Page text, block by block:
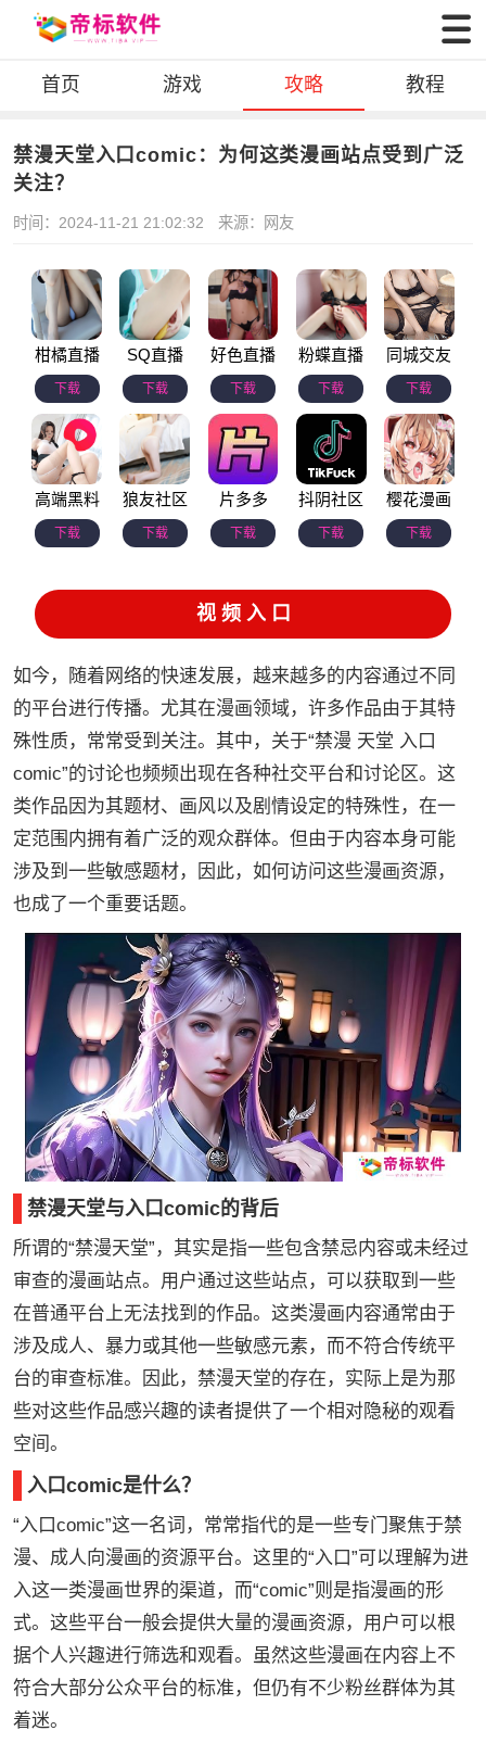
首页 游戏 攻略 教程
禁漫天堂入口comic：为何这类漫画站点受到广泛
关注？
时间：2024-11-21 21:02:32 来源：网友
柑橘直播
下载
SQ直播
下载
好色直播
下载
粉蝶直播
下载
同城交友
下载
高端黑料
下载
狼友社区
下载
片多多
下载
抖阴社区
下载
樱花漫画
下载
视 频 入 口
如今，随着网络的快速发展，越来越多的内容通过不同
的平台进行传播。尤其在漫画领域，许多作品由于其特
殊性质，常常受到关注。其中，关于“禁漫 天堂 入口
comic”的讨论也频频出现在各种社交平台和讨论区。这
类作品因为其题材、画风以及剧情设定的特殊性，在一
定范围内拥有着广泛的观众群体。但由于内容本身可能
涉及到一些敏感题材，因此，如何访问这些漫画资源，
也成了一个重要话题。
禁漫天堂与入口comic的背后
所谓的“禁漫天堂”，其实是指一些包含禁忌内容或未经过
审查的漫画站点。用户通过这些站点，可以获取到一些
在普通平台上无法找到的作品。这类漫画内容通常由于
涉及成人、暴力或其他一些敏感元素，而不符合传统平
台的审查标准。因此，禁漫天堂的存在，实际上是为那
些对这些作品感兴趣的读者提供了一个相对隐秘的观看
空间。
入口comic是什么？
“入口comic”这一名词，常常指代的是一些专门聚焦于禁
漫、成人向漫画的资源平台。这里的“入口”可以理解为进
入这一类漫画世界的渠道，而“comic”则是指漫画的形
式。这些平台一般会提供大量的漫画资源，用户可以根
据个人兴趣进行筛选和观看。虽然这些漫画在内容上不
符合大部分公众平台的标准，但仍有不少粉丝群体为其
着迷。